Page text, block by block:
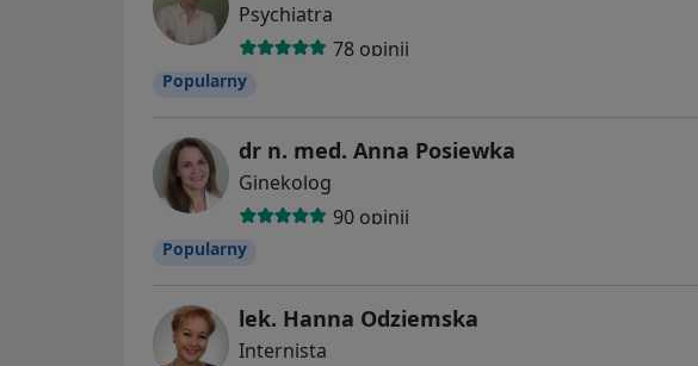
Psychiatra
78 opinii
Popularny
dr n. med. Anna Posiewka
Ginekolog
90 opinii
Popularny
lek. Hanna Odziemska
Internista